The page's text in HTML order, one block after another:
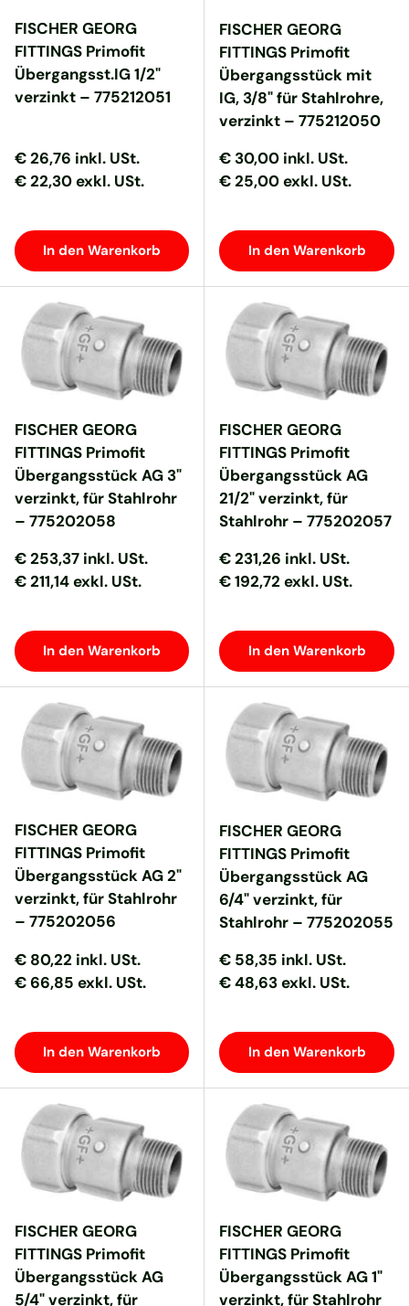
FISCHER GEORG
FITTINGS Primofit
Übergangsst.IG 1/2"
verzinkt – 775212051
Normaler Preis
Normaler Preis
€ 26,76 inkl. USt.
€ 22,30 exkl. USt.
In den Warenkorb
FISCHER GEORG
FITTINGS Primofit
Übergangsstück mit
IG, 3/8" für Stahlrohre,
verzinkt – 775212050
Normaler Preis
Normaler Preis
€ 30,00 inkl. USt.
€ 25,00 exkl. USt.
In den Warenkorb
FISCHER GEORG
FITTINGS Primofit
Übergangsstück AG 3"
verzinkt, für Stahlrohr
– 775202058
Normaler Preis
Normaler Preis
€ 253,37 inkl. USt.
€ 211,14 exkl. USt.
In den Warenkorb
FISCHER GEORG
FITTINGS Primofit
Übergangsstück AG
21/2" verzinkt, für
Stahlrohr – 775202057
Normaler Preis
Normaler Preis
€ 231,26 inkl. USt.
€ 192,72 exkl. USt.
In den Warenkorb
FISCHER GEORG
FITTINGS Primofit
Übergangsstück AG 2"
verzinkt, für Stahlrohr
– 775202056
Normaler Preis
Normaler Preis
€ 80,22 inkl. USt.
€ 66,85 exkl. USt.
In den Warenkorb
FISCHER GEORG
FITTINGS Primofit
Übergangsstück AG
6/4" verzinkt, für
Stahlrohr – 775202055
Normaler Preis
Normaler Preis
€ 58,35 inkl. USt.
€ 48,63 exkl. USt.
In den Warenkorb
FISCHER GEORG
FITTINGS Primofit
Übergangsstück AG
5/4" verzinkt, für
FISCHER GEORG
FITTINGS Primofit
Übergangsstück AG 1"
verzinkt, für Stahlrohr